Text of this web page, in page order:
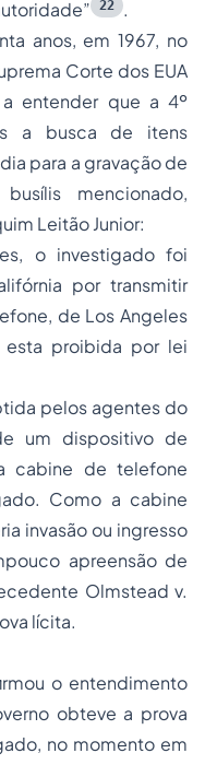
22
.
anos, em 1967, no
Corte dos EUA
entender que a 4º
a busca de itens
para a gravação de
mencionado,
Leitão Junior:
o investigado foi
por transmitir
de Los Angeles
esta proibida por lei
pelos agentes do
um dispositivo de
cabine de telefone
Como a cabine
invasão ou ingresso
apreensão de
Olmstead v.
lícita.
o entendimento
obteve a prova
no momento em